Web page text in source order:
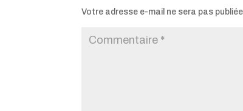
Votre adresse e-mail ne sera pas